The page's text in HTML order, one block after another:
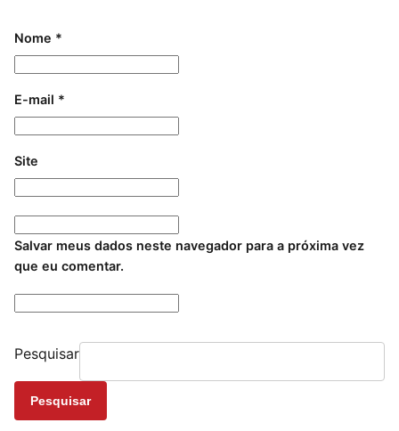
Nome *
E-mail *
Site
Salvar meus dados neste navegador para a próxima vez
que eu comentar.
Pesquisar
Pesquisar